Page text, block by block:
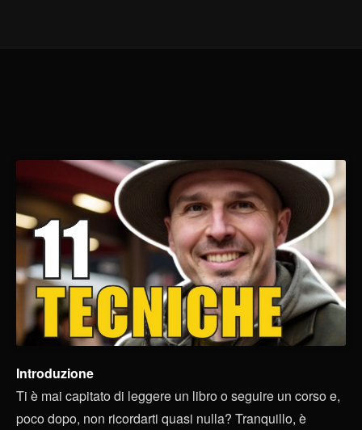
Introduzione
Ti è mai capitato di leggere un libro o seguire un corso e,
poco dopo, non ricordarti quasi nulla? Tranquillo, è